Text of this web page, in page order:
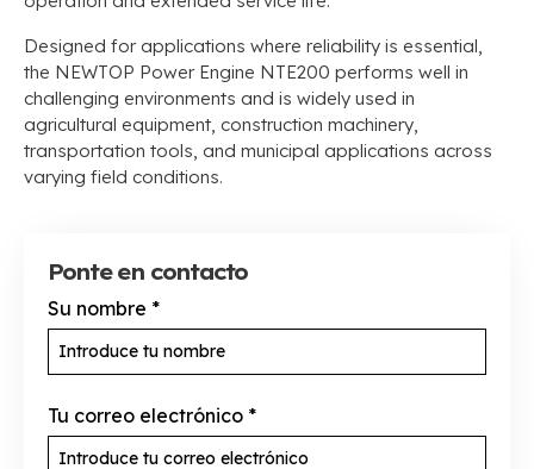
Designed for applications where reliability is essential,
the NEWTOP Power Engine NTE200 performs well in
challenging environments and is widely used in
agricultural equipment, construction machinery,
transportation tools, and municipal applications across
varying field conditions.
Ponte en contacto
Su nombre *
Tu correo electrónico *